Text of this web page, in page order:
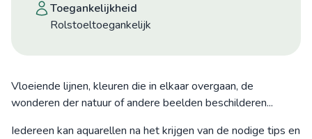
toegankelijkheid
Rolstoeltoegankelijk
Vloeiende lijnen, kleuren die in elkaar overgaan, de
wonderen der natuur of andere beelden beschilderen...
Iedereen kan aquarellen na het krijgen van de nodige tips en